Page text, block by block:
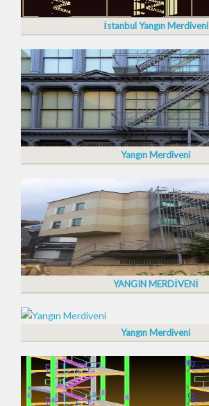
İstanbul Yangın Merdiveni
Yangın Merdiveni
YANGIN MERDİVENİ
Yangın Merdiveni